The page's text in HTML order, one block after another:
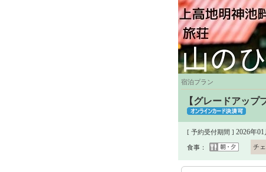
宿泊プラン
【グレードアップ
[ 予約受付期間 ] 2026年
食事： チ